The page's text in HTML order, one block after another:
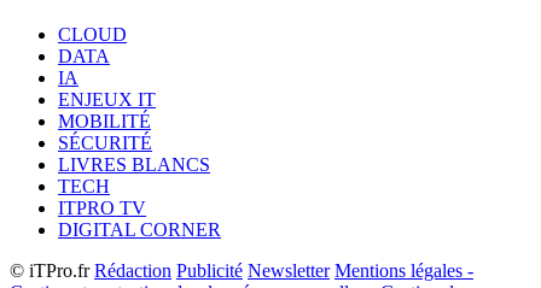
CLOUD
DATA
IA
ENJEUX IT
MOBILITÉ
SÉCURITÉ
LIVRES BLANCS
TECH
ITPRO TV
DIGITAL CORNER
© iTPro.frRédaction Publicité Newsletter Mentions légales -